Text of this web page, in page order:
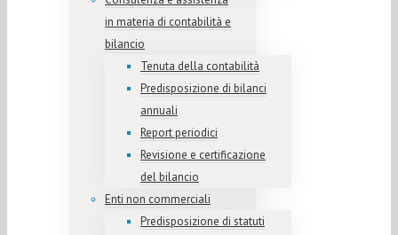
in materia di contabilità e
bilancio
Tenuta della contabilità
Predisposizione di bilanci
annuali
Report periodici
Revisione e certificazione
del bilancio
Enti non commerciali
Predisposizione di statuti